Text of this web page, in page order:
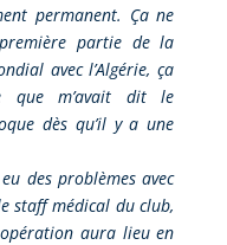
permanent. Ça ne
partie de la
avec l’Algérie, ça
que m’avait dit le
dès qu’il y a une
des problèmes avec
staff médical du club,
aura lieu en